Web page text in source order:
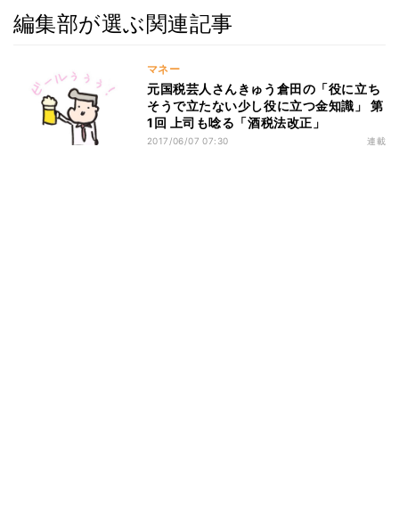
編集部が選ぶ関連記事
マネー
元国税芸人さんきゅう倉田の「役に立ち
そうで立たない少し役に立つ金知識」 第
1回 上司も唸る「酒税法改正」
2017/06/07 07:30 連載